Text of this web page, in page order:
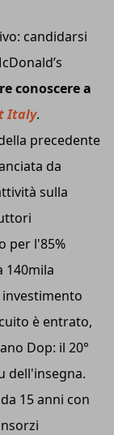
candidarsi
conoscere a
Italy.
precedente
da
sulla
per l'85%
140mila
è entrato,
Dop: il 20°
dell'insegna.
15 anni con